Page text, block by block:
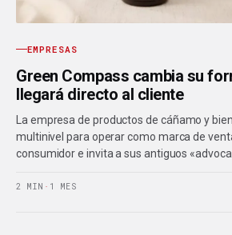
EMPRESAS
Green Compass cambia su
llegará directo al cliente
La empresa de productos de cáñamo y
multinivel para operar como marca de
consumidor e invita a sus antiguos
2 MIN · 1 MES